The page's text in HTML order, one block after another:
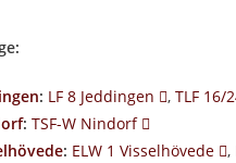
: LF 8 Jeddingen ,TLF 16/
: TSF-W Nindorf
: ELW 1 Visselhövede ,